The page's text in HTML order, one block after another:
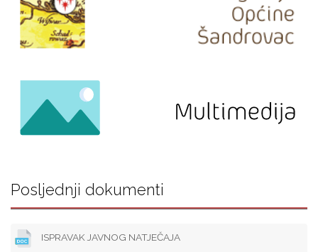
Posljednji dokumenti
ISPRAVAK JAVNOG NATJEČAJA